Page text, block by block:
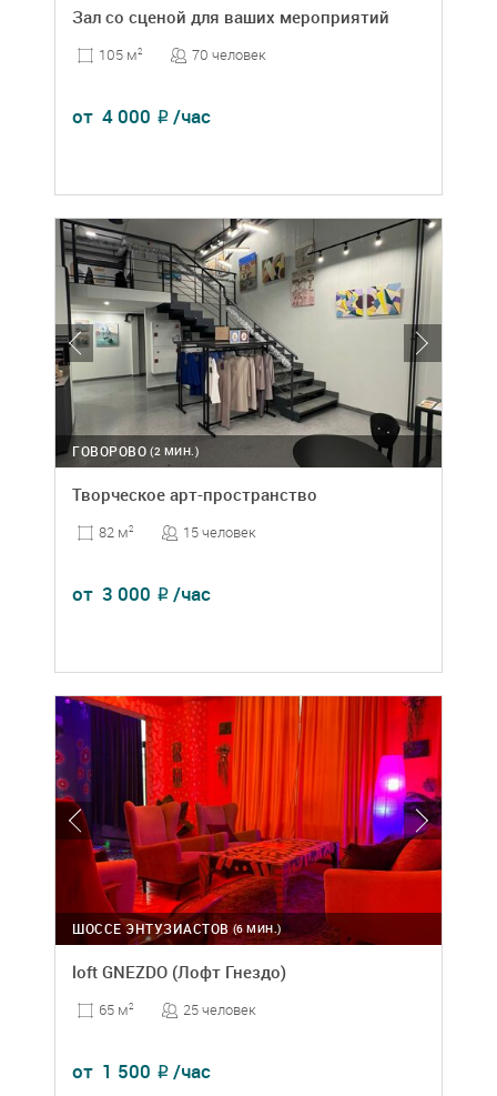
Зал со сценой для ваших мероприятий
105 м2 70 человек
от 4 000 ₽ /час
(2 МИН.)
ГОВОРОВО
Творческое арт-пространство
82 м2 15 человек
от 3 000 ₽ /час
(6 МИН.)
ШОССЕ ЭНТУЗИАСТОВ
loft GNEZDO (Лофт Гнездо)
65 м2 25 человек
от 1 500 ₽ /час